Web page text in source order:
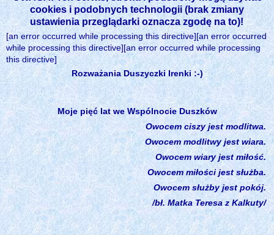
cookies i podobnych technologii (brak zmiany
ustawienia przeglądarki oznacza zgodę na to)!
[an error occurred while processing this directive][an error occurred
while processing this directive][an error occurred while processing
this directive]
Rozważania Duszyczki Irenki :-)
Moje pięć lat we Wspólnocie Duszków
Owocem ciszy jest modlitwa.
Owocem modlitwy jest wiara.
Owocem wiary jest miłość.
Owocem miłości jest służba.
Owocem służby jest pokój.
/bł. Matka Teresa z Kalkuty/